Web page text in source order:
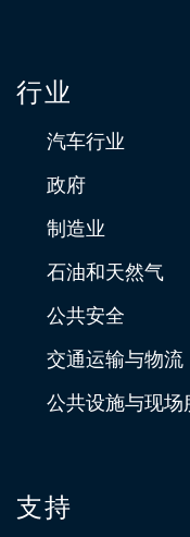
行业
汽车行业
政府
制造业
石油和天然气
公共安全
交通运输与物流
公共设施与现场
支持